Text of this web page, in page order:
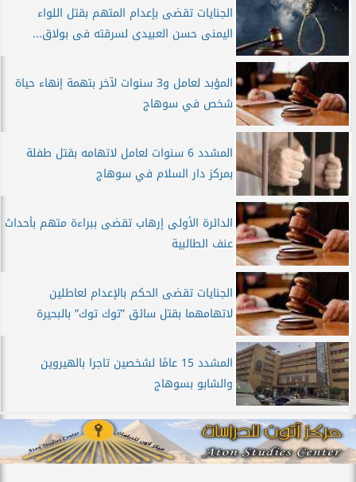
الجنايات تقضى بإعدام المتهم بقتل اللواء
اليمنى حسن العبيدى لسرقته فى بولاق...
المؤبد لعامل و3 سنوات لآخر بتهمة إنهاء حياة
شخص في سوهاج
المشدد 6 سنوات لعامل لاتهامه بقتل طفلة
بمركز دار السلام في سوهاج
الدائرة الأولى إرهاب تقضى ببراءة متهم بأحداث
عنف الطالبية
الجنايات تقضى الحكم بالإعدام لعاطلين
لاتهامهما بقتل سائق ”توك توك” بالبحيرة
المشدد 15 عامًا لشخصين تاجرا بالهيروين
والشابو بسوهاج